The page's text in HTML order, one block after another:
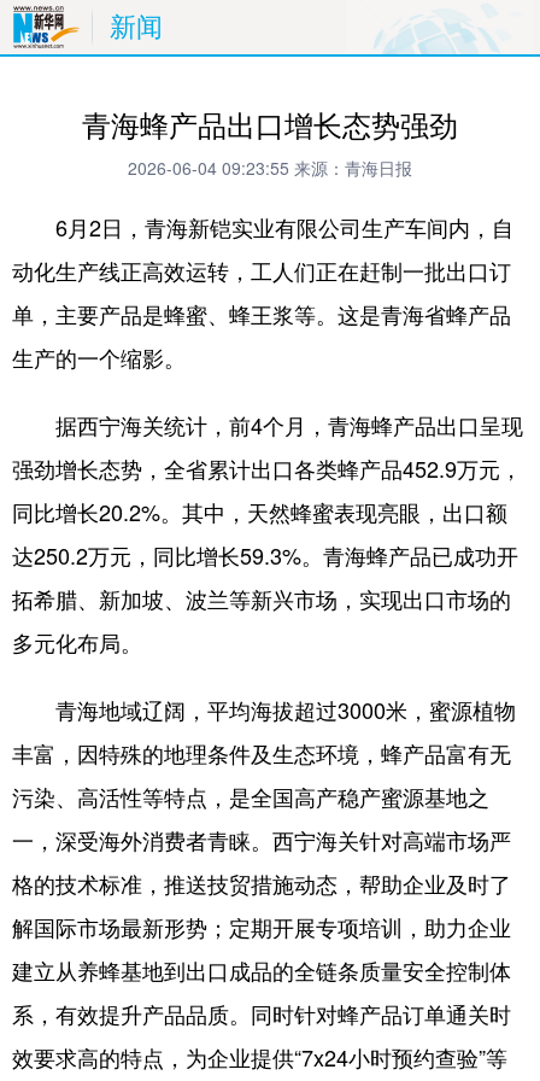
新闻
青海蜂产品出口增长态势强劲
2026-06-04 09:23:55 来源：青海日报
6月2日，青海新铠实业有限公司生产车间内，自
动化生产线正高效运转，工人们正在赶制一批出口订
单，主要产品是蜂蜜、蜂王浆等。这是青海省蜂产品
生产的一个缩影。
据西宁海关统计，前4个月，青海蜂产品出口呈现
强劲增长态势，全省累计出口各类蜂产品452.9万元，
同比增长20.2%。其中，天然蜂蜜表现亮眼，出口额
达250.2万元，同比增长59.3%。青海蜂产品已成功开
拓希腊、新加坡、波兰等新兴市场，实现出口市场的
多元化布局。
青海地域辽阔，平均海拔超过3000米，蜜源植物
丰富，因特殊的地理条件及生态环境，蜂产品富有无
污染、高活性等特点，是全国高产稳产蜜源基地之
一，深受海外消费者青睐。西宁海关针对高端市场严
格的技术标准，推送技贸措施动态，帮助企业及时了
解国际市场最新形势；定期开展专项培训，助力企业
建立从养蜂基地到出口成品的全链条质量安全控制体
系，有效提升产品品质。同时针对蜂产品订单通关时
效要求高的特点，为企业提供“7x24小时预约查验”等